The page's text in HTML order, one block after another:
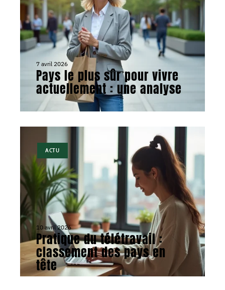
7 avril 2026
Pays le plus sûr pour vivre
actuellement : une analyse
ACTU
10 avril 2026
Pratique du télétravail :
classement des pays en
tête